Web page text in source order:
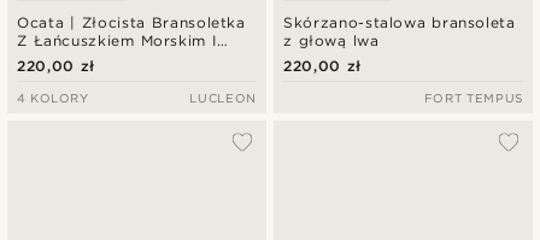
Ocata | Złocista Bransoletka
Z Łańcuszkiem Morskim I
Czarnymi Perłami
220,00 zł
4 KOLORY LUCLEON
Skórzano-stalowa bransoleta
z głową lwa
220,00 zł
FORT TEMPUS